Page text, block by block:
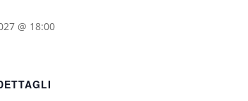
@ 18:00